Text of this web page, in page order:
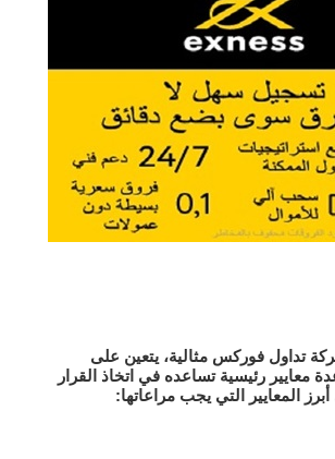
تداول فوركس مثالية، يتعين على
معايير رئيسية تساعده في اتخاذ القرار
المعايير التي يجب مراعاتها: